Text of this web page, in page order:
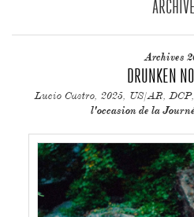
Archives
DRUNKEN
Lucio Castro, 2025, US/AR,
l'occasion de la